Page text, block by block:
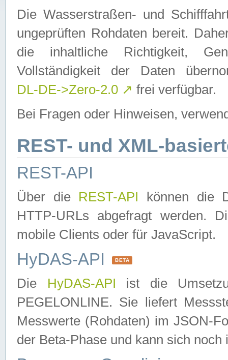
Die Wasserstraßen- und
ungeprüften Rohdaten bereit.
die inhaltliche Richtigkeit,
Vollständigkeit der Daten
DL-DE->Zero-2.0 ↗ frei verfügbar.
Bei Fragen oder Hinweisen,
REST- und XML-
REST-API
Über die REST-API können die
HTTP-URLs abgefragt werden.
mobile Clients oder für JavaScript.
HyDAS-API BETA
Die HyDAS-API ist die
PEGELONLINE. Sie liefert
Messwerte (Rohdaten) im JSON-
der Beta-Phase und kann sich noch